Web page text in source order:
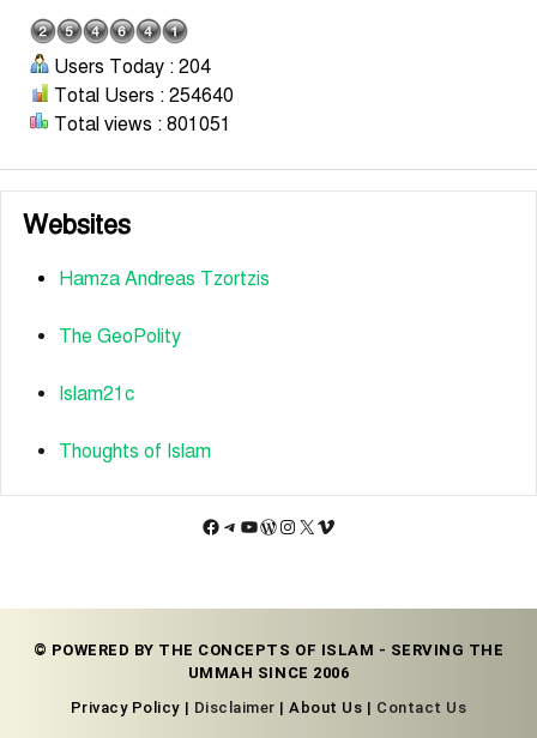
Users Today : 204
Total Users : 254640
Total views : 801051
Websites
Hamza Andreas Tzortzis
The GeoPolity
Islam21c
Thoughts of Islam
Facebook
Telegram
YouTube
WordPress
Instagram
X Vimeo
© POWERED BY THE CONCEPTS OF ISLAM - SERVING THE
UMMAH SINCE 2006
Privacy Policy | Disclaimer | About Us | Contact Us